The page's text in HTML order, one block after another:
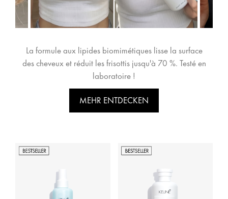
La formule aux lipides biomimétiques lisse la surface
des cheveux et réduit les frisottis jusqu'à 70 %. Testé en
laboratoire !
MEHR ENTDECKEN